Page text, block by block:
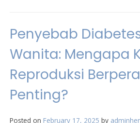
Penyebab
Wanita: Mengapa
Reproduksi
Penting?
Posted on February 17, 2025 by